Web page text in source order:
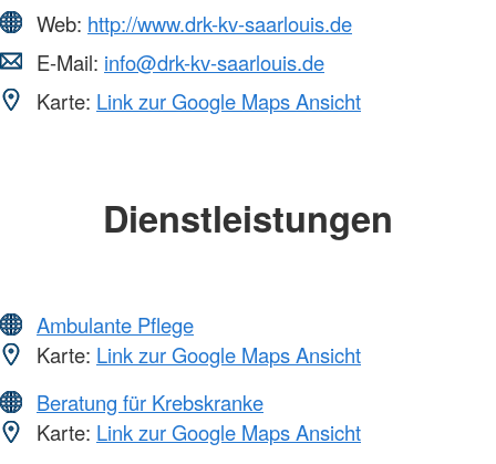
Web: http://www.drk-kv-saarlouis.de
E-Mail: info@drk-kv-saarlouis.de
Karte: Link zur Google Maps Ansicht
Dienstleistungen
Ambulante Pflege
Karte: Link zur Google Maps Ansicht
Beratung für Krebskranke
Karte: Link zur Google Maps Ansicht